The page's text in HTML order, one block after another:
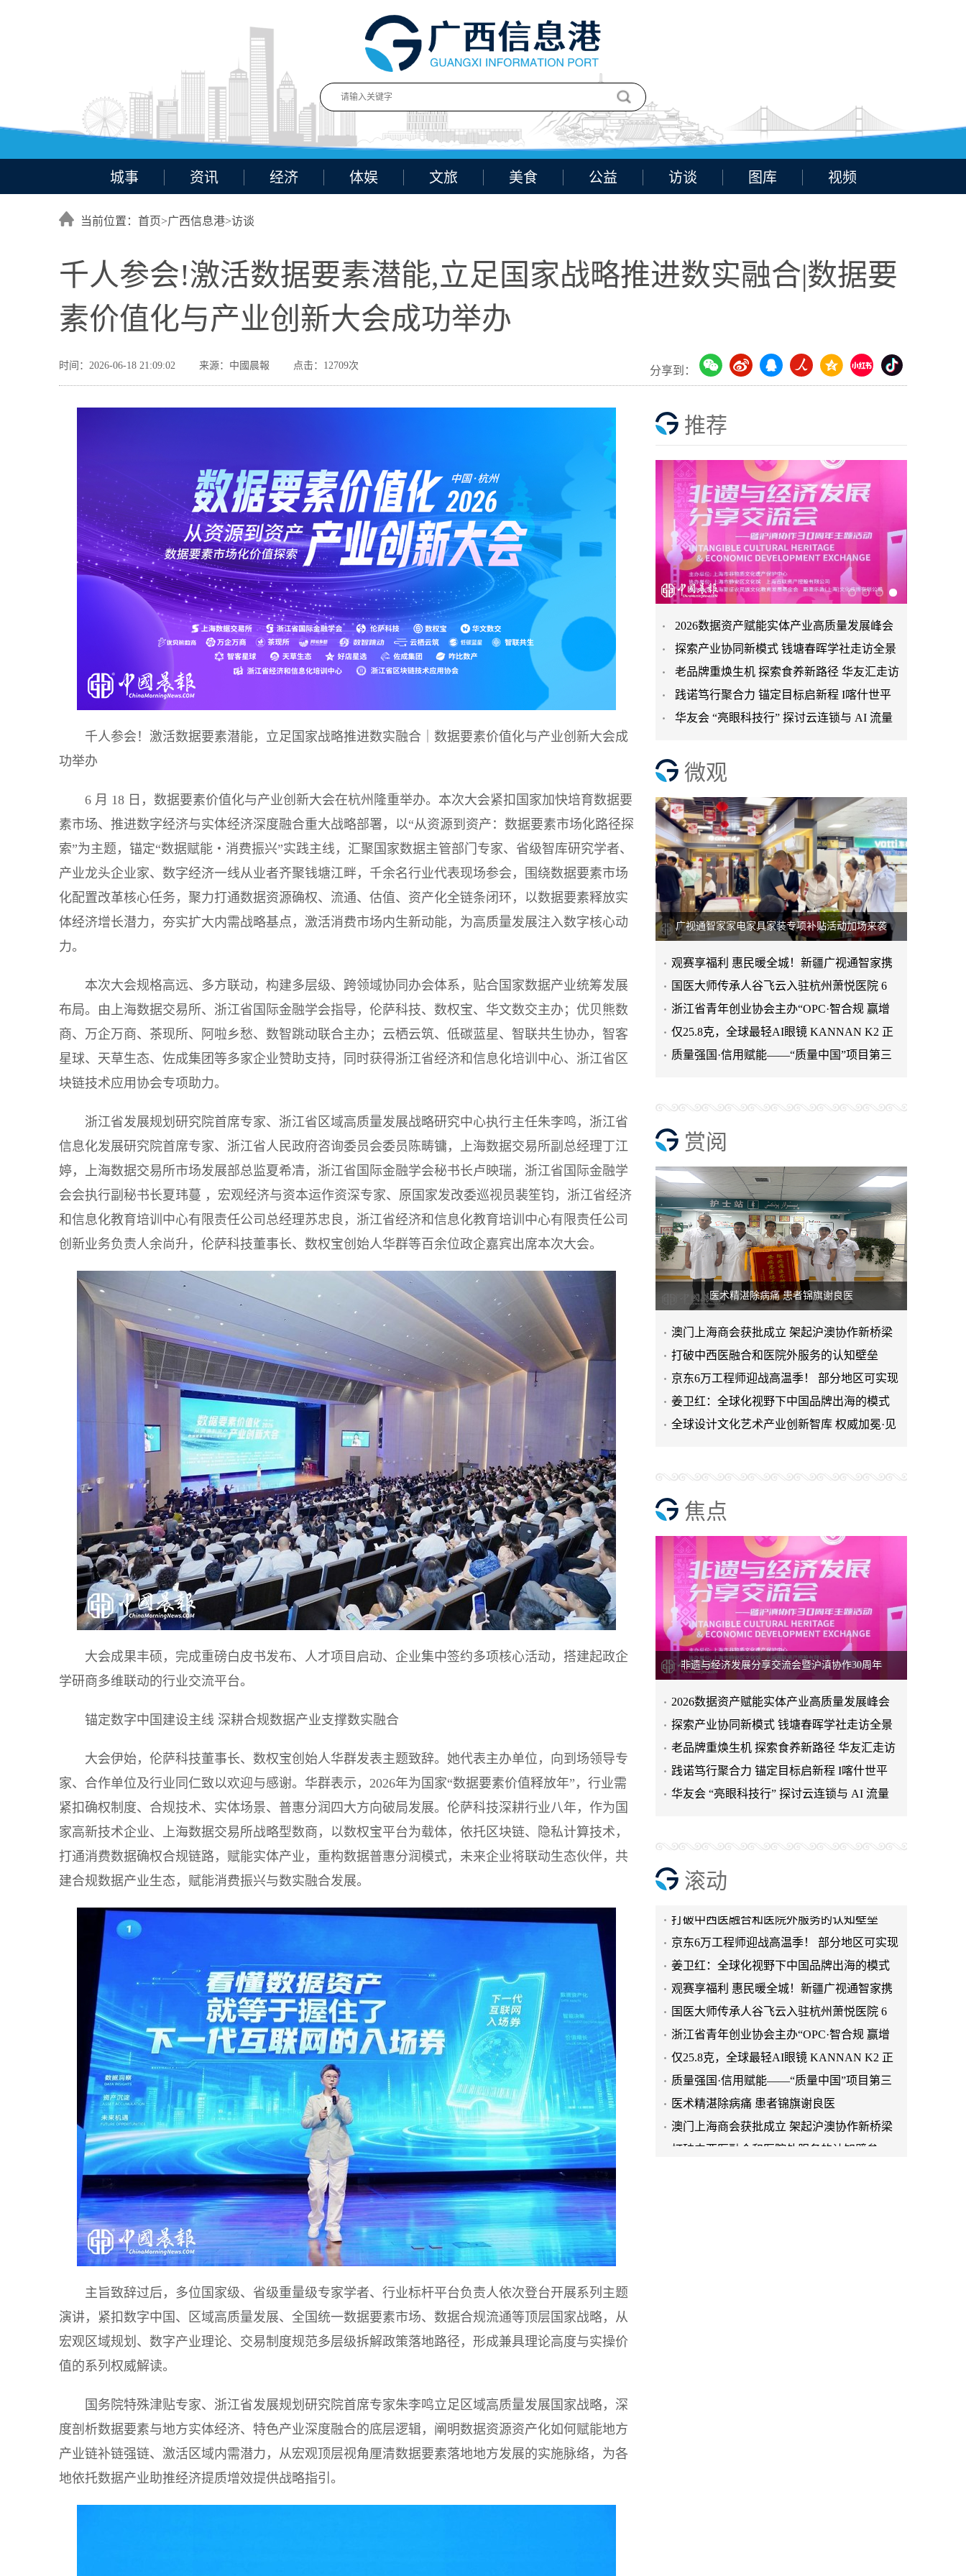
城事 资讯 经济 体娱 文旅 美食 公益 访谈 图库 视频
当前位置：首页>广西信息港>访谈
千人参会!激活数据要素潜能,立足国家战略推进数实融合|数据要
素价值化与产业创新大会成功举办
时间：2026-06-18 21:09:02 来源：中國晨報 点击：12709次 分享到：
千人参会！激活数据要素潜能，立足国家战略推进数实融合｜数据要素价值化与产业创新大会成
功举办
6 月 18 日，数据要素价值化与产业创新大会在杭州隆重举办。本次大会紧扣国家加快培育数据要
素市场、推进数字经济与实体经济深度融合重大战略部署，以“从资源到资产：数据要素市场化路径探
索”为主题，锚定“数据赋能・消费振兴”实践主线，汇聚国家数据主管部门专家、省级智库研究学者、
产业龙头企业家、数字经济一线从业者齐聚钱塘江畔，千余名行业代表现场参会，围绕数据要素市场
化配置改革核心任务，聚力打通数据资源确权、流通、估值、资产化全链条闭环，以数据要素释放实
体经济增长潜力，夯实扩大内需战略基点，激活消费市场内生新动能，为高质量发展注入数字核心动
力。
本次大会规格高远、多方联动，构建多层级、跨领域协同办会体系，贴合国家数据产业统筹发展
布局。由上海数据交易所、浙江省国际金融学会指导，伦萨科技、数权宝、华文数交主办；优贝熊数
商、万企万商、茶现所、阿啦乡愁、数智跳动联合主办；云栖云筑、低碳蓝星、智联共生协办，智客
星球、天草生态、佐成集团等多家企业赞助支持，同时获得浙江省经济和信息化培训中心、浙江省区
块链技术应用协会专项助力。
浙江省发展规划研究院首席专家、浙江省区域高质量发展战略研究中心执行主任朱李鸣，浙江省
信息化发展研究院首席专家、浙江省人民政府咨询委员会委员陈畴镛，上海数据交易所副总经理丁江
婷，上海数据交易所市场发展部总监夏希凊，浙江省国际金融学会秘书长卢映瑞，浙江省国际金融学
会会执行副秘书长夏玮蔓 ，宏观经济与资本运作资深专家、原国家发改委巡视员裴笙钧，浙江省经济
和信息化教育培训中心有限责任公司总经理苏忠良，浙江省经济和信息化教育培训中心有限责任公司
创新业务负责人余尚升，伦萨科技董事长、数权宝创始人华群等百余位政企嘉宾出席本次大会。
大会成果丰硕，完成重磅白皮书发布、人才项目启动、企业集中签约多项核心活动，搭建起政企
学研商多维联动的行业交流平台。
锚定数字中国建设主线 深耕合规数据产业支撑数实融合
大会伊始，伦萨科技董事长、数权宝创始人华群发表主题致辞。她代表主办单位，向到场领导专
家、合作单位及行业同仁致以欢迎与感谢。华群表示，2026年为国家“数据要素价值释放年”，行业需
紧扣确权制度、合规技术、实体场景、普惠分润四大方向破局发展。伦萨科技深耕行业八年，作为国
家高新技术企业、上海数据交易所战略型数商，以数权宝平台为载体，依托区块链、隐私计算技术，
打通消费数据确权合规链路，赋能实体产业，重构数据普惠分润模式，未来企业将联动生态伙伴，共
建合规数据产业生态，赋能消费振兴与数实融合发展。
主旨致辞过后，多位国家级、省级重量级专家学者、行业标杆平台负责人依次登台开展系列主题
演讲，紧扣数字中国、区域高质量发展、全国统一数据要素市场、数据合规流通等顶层国家战略，从
宏观区域规划、数字产业理论、交易制度规范多层级拆解政策落地路径，形成兼具理论高度与实操价
值的系列权威解读。
国务院特殊津贴专家、浙江省发展规划研究院首席专家朱李鸣立足区域高质量发展国家战略，深
度剖析数据要素与地方实体经济、特色产业深度融合的底层逻辑，阐明数据资源资产化如何赋能地方
产业链补链强链、激活区域内需潜力，从宏观顶层视角厘清数据要素落地地方发展的实施脉络，为各
地依托数据产业助推经济提质增效提供战略指引。
推荐
2026数据资产赋能实体产业高质量发展峰会
暨焕生活热娜思数据产业
探索产业协同新模式 钱塘春晖学社走访全景
健康 共话 OPC 集群共
老品牌重焕生机 探索食养新路径 华友汇走访
存德春共话产业高质
践诺笃行聚合力 锚定目标启新程 I喀什世平
农业集团六月目标启动
华友会 “亮眼科技行” 探讨云连锁与 AI 流量
微观
广视通智家家电家具家装专项补贴活动加场来袭
观赛享福利 惠民暖全城！新疆广视通智家携
手新扬电器倾情助力2026
国医大师传承人谷飞云入驻杭州萧悦医院 6
月 13 日开诊服务萧山
浙江省青年创业协会主办“OPC·智合规 赢增
长”高峰论坛圆满举行
仅25.8克，全球最轻AI眼镜 KANNAN K2 正
式发布
质量强国·信用赋能——“质量中国”项目第三
赏阅
医术精湛除病痛 患者锦旗谢良医
澳门上海商会获批成立 架起沪澳协作新桥梁
打破中西医融合和医院外服务的认知壁垒
京东6万工程师迎战高温季！ 部分地区可实现
24小时空调极速送装
姜卫红：全球化视野下中国品牌出海的模式
探索
全球设计文化艺术产业创新智库 权威加冕·见
焦点
非遗与经济发展分享交流会暨沪滇协作30周年
2026数据资产赋能实体产业高质量发展峰会
暨焕生活热娜思数据产业
探索产业协同新模式 钱塘春晖学社走访全景
健康 共话 OPC 集群共
老品牌重焕生机 探索食养新路径 华友汇走访
存德春共话产业高质
践诺笃行聚合力 锚定目标启新程 I喀什世平
农业集团六月目标启动
华友会 “亮眼科技行” 探讨云连锁与 AI 流量
滚动
观赛享福利 惠民暖全城！新疆广视通智家携
手新扬电器倾情助力2026“同心杯”疆超足球
赛
国医大师传承人谷飞云入驻杭州萧悦医院 6
月 13 日开诊服务萧山滨江群众
浙江省青年创业协会主办“OPC·智合规 赢增
长”高峰论坛圆满举行
仅25.8克，全球最轻AI眼镜 KANNAN K2 正
期成都茶叙会成功举行
医术精湛除病痛 患者锦旗谢良医
澳门上海商会获批成立 架起沪澳协作新桥梁
打破中西医融合和医院外服务的认知壁垒
京东6万工程师迎战高温季！ 部分地区可实现
24小时空调极速送装
姜卫红：全球化视野下中国品牌出海的模式
探索
观赛享福利 惠民暖全城！新疆广视通智家携
手新扬电器倾情助力2026“同心杯”疆超足球
赛
国医大师传承人谷飞云入驻杭州萧悦医院 6
月 13 日开诊服务萧山滨江群众
浙江省青年创业协会主办“OPC·智合规 赢增
长”高峰论坛圆满举行
仅25.8克，全球最轻AI眼镜 KANNAN K2 正
式发布
质量强国·信用赋能——“质量中国”项目第三
期成都茶叙会成功举行
医术精湛除病痛 患者锦旗谢良医
澳门上海商会获批成立 架起沪澳协作新桥梁
打破中西医融合和医院外服务的认知壁垒
京东6万工程师迎战高温季！ 部分地区可实现